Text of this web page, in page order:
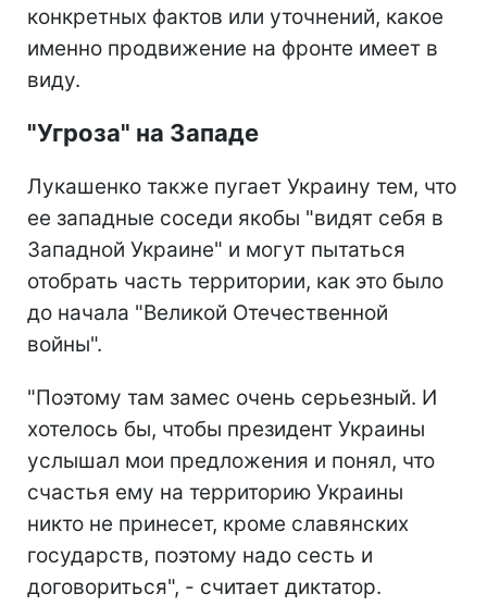
конкретных фактов или уточнений, какое
именно продвижение на фронте имеет в
виду.
"Угроза" на Западе
Лукашенко также пугает Украину тем, что
ее западные соседи якобы "видят себя в
Западной Украине" и могут пытаться
отобрать часть территории, как это было
до начала "Великой Отечественной
войны".
"Поэтому там замес очень серьезный. И
хотелось бы, чтобы президент Украины
услышал мои предложения и понял, что
счастья ему на территорию Украины
никто не принесет, кроме славянских
государств, поэтому надо сесть и
договориться", - считает диктатор.